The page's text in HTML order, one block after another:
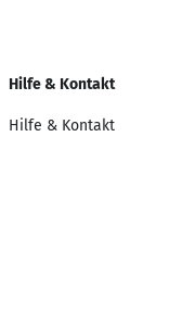
Hilfe & Kontakt
Hilfe & Kontakt